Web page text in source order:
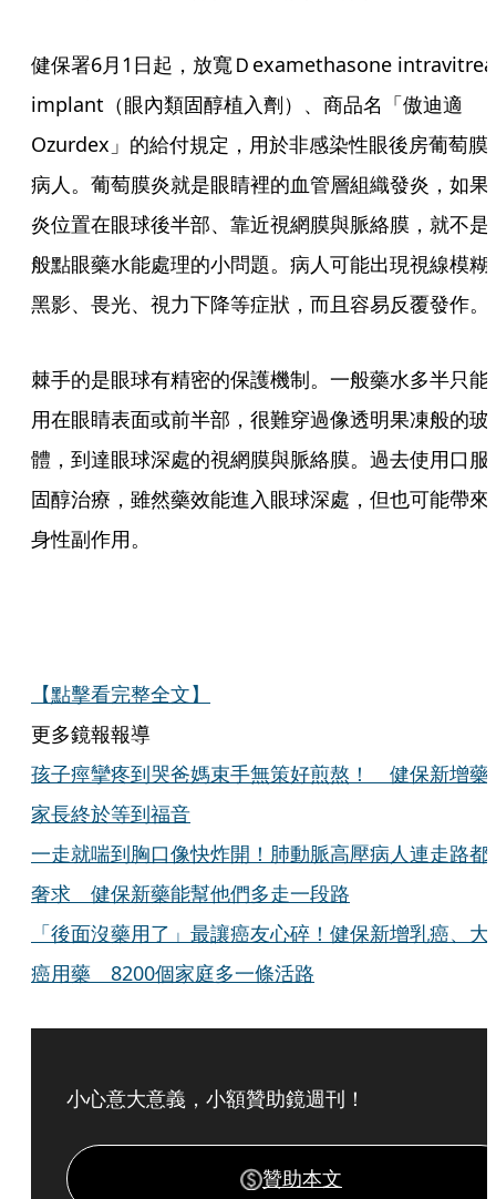
健保署6月1日起，放寬Ｄexamethasone
implant（眼內類固醇植入劑）、商品名「傲迪適
Ozurdex」的給付規定，用於非感染性眼後房葡萄膜
病人。葡萄膜炎就是眼睛裡的血管層組織發炎，如果
炎位置在眼球後半部、靠近視網膜與脈絡膜，就不是
般點眼藥水能處理的小問題。病人可能出現視線模糊
黑影、畏光、視力下降等症狀，而且容易反覆發作。
棘手的是眼球有精密的保護機制。一般藥水多半只能
用在眼睛表面或前半部，很難穿過像透明果凍般的玻
體，到達眼球深處的視網膜與脈絡膜。過去使用口服
固醇治療，雖然藥效能進入眼球深處，但也可能帶來
身性副作用。
【點擊看完整全文】
更多鏡報報導
孩子痙攣疼到哭爸媽束手無策好煎熬！ 健保新增藥
家長終於等到福音
一走就喘到胸口像快炸開！肺動脈高壓病人連走路都
奢求 健保新藥能幫他們多走一段路
「後面沒藥用了」最讓癌友心碎！健保新增乳癌、大
癌用藥 8200個家庭多一條活路
小心意大意義，小額贊助鏡週刊！
贊助本文